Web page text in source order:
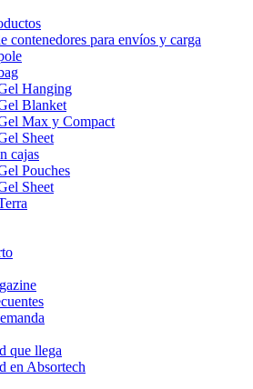
contenedores para envíos y carga
Hanging
Blanket
Max y Compact
Sheet
cajas
Pouches
Sheet
que llega
en Absortech